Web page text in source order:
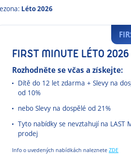
Léto 2026
FIRST MINUTE LÉTO 2026
Rozhodněte se včas a získejte:
Dítě do 12 let zdarma + Slevy na
od 10%
nebo Slevy na dospělé od 21%
Tyto nabídky se nevztahují na LAST
prodej
Info o uvedených nabídkách naleznete ZDE